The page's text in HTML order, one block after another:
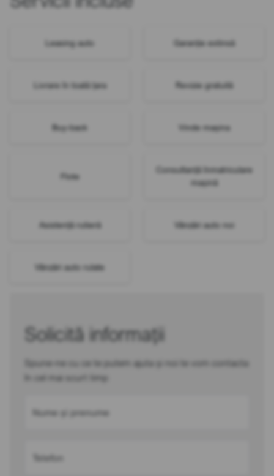
Leasing auto Garanție extinsă
Livrare în toată țara Revizie gratuită
Buy-back Vinde mașina
Flote
Consultanță înmatriculare
mașină
Asistență rutieră Vânzări auto noi
Vânzări auto rulate
Solicită informații
Spune-ne cu ce te putem ajuta și noi te vom contacta
în cel mai scurt timp
Nume și prenume
Telefon